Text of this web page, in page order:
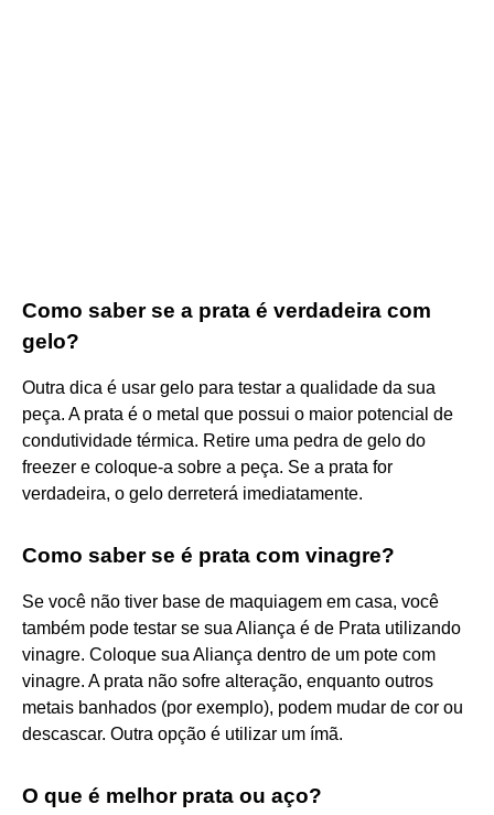
Como saber se a prata é verdadeira com
gelo?
Outra dica é usar gelo para testar a qualidade da sua
peça. A prata é o metal que possui o maior potencial de
condutividade térmica. Retire uma pedra de gelo do
freezer e coloque-a sobre a peça. Se a prata for
verdadeira, o gelo derreterá imediatamente.
Como saber se é prata com vinagre?
Se você não tiver base de maquiagem em casa, você
também pode testar se sua Aliança é de Prata utilizando
vinagre. Coloque sua Aliança dentro de um pote com
vinagre. A prata não sofre alteração, enquanto outros
metais banhados (por exemplo), podem mudar de cor ou
descascar. Outra opção é utilizar um ímã.
O que é melhor prata ou aço?